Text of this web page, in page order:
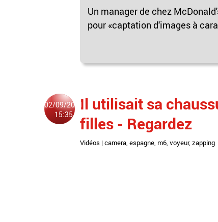
Un manager de chez
pour «captation d'images à
02/09/2011
15:35
Il utilisait sa
filles - Regardez
Vidéos | camera, espagne, m6, voyeur, zapping